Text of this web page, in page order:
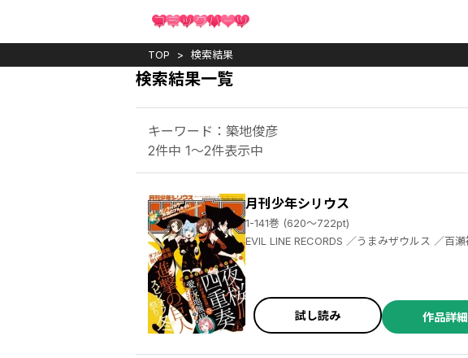
TOP 検索結果
検索結果一覧
キーワード：築地俊彦
2件中 1～2件表示中
月刊少年シリウス
1-141巻 (620～722pt)
EVIL LINE RECORDS ／うまみザウルス ／百瀬祐一郎 ／ヤスダスズヒト ／伏瀬 ／茶々 ／杉本萌 ／清水茜 ／弐瓶勉 ／光永康則 ／沙村広明 ／土田陸 ／割田コマ ／蟹江鉄史 ／馬場康誌 ／加茂セイ ／刀坂アキラ ／遠山えま ／カトウコトノ ／柿原優子 ／ヤス ／川上泰樹 ／高田裕三 ／横田卓馬 ／イダタツヒコ ／士貴智志 ／虎走かける ／タツオ ／柴 ／神楽坂淳 ／雷蔵 ／荒木光 ／香月日輪 ／深山和香 ／戸野タエ ／リカチ ／MAGES. ／Chiyo St.Inc ／園心ふつう ／梅原英司
試し読み 作品詳細